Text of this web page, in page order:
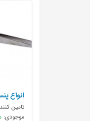
انواع
تامین
موجودی: